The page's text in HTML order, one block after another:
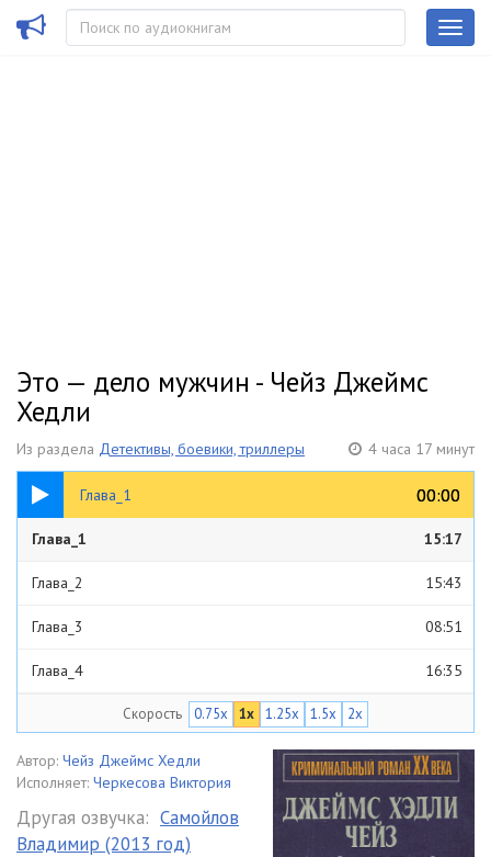
Это — дело мужчин - Чейз Джеймс
Хедли
Из раздела Детективы, боевики, триллеры 4 часа 17 минут
Глава_1 00:00
00:00
15:17
Глава_1 15:17
Глава_2 15:43
Глава_3 08:51
Глава_4 16:35
Глава_6 14:34
09:27
Глава_8
Скорость 0.75x 1x 1.25x 1.5x 2x
Автор: Чейз Джеймс Хедли
Исполняет: Черкесова Виктория
Другая озвучка: Самойлов
Владимир (2013 год)